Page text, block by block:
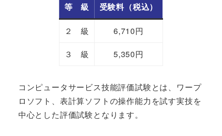
等 級 受験料（税込）
２ 級 6,710円
３ 級 5,350円
コンピュータサービス技能評価試験とは、ワープ
ロソフト、表計算ソフトの操作能力を試す実技を
中心とした評価試験となります。